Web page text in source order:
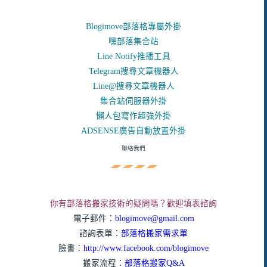
Blogimove部落格專屬外掛
嘿部落集合站
Line Notify推播工具
Telegram搜尋文章機器人
Line@搜尋文章機器人
集合站伺服器外掛
懶人包寫作超強外掛
ADSENSE廣告自動放置外掛
聯絡我們
你有部落格搬家技術的疑問嗎？歡迎填表諮詢
電子郵件： blogimove@gmail.com
諮詢表單： 部落格搬家需求單
臉書： http://www.facebook.com/blogimove
搬家流程： 部落格搬家Q&A